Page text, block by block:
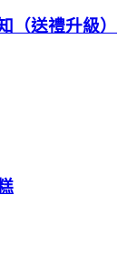
（送禮升級）